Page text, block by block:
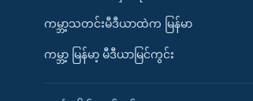
ကမ္ဘာ့သတင်းမီဒီယာထဲက မြန်မာ
ကမ္ဘာ့ မြန်မာ့ မီဒီယာမြင်ကွင်း